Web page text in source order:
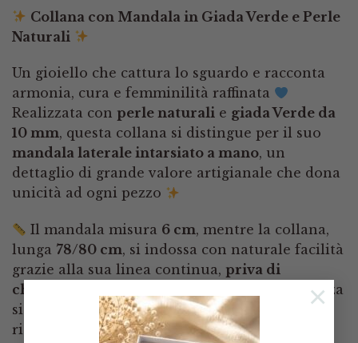
×
Collana con Mandala in Giada Verde e Perle
Naturali
Un gioiello che cattura lo sguardo e racconta
armonia, cura e femminilità raffinata
Realizzata con perle naturali e giada Verde da
10 mm, questa collana si distingue per il suo
mandala laterale intarsiato a mano, un
dettaglio di grande valore artigianale che dona
unicità ad ogni pezzo
Il mandala misura 6 cm, mentre la collana,
lunga 78/80 cm, si indossa con naturale facilità
grazie alla sua linea continua, priva di
chiusura
: perfetta per completare con eleganza
sia un look quotidiano che un outfit più
ricercato